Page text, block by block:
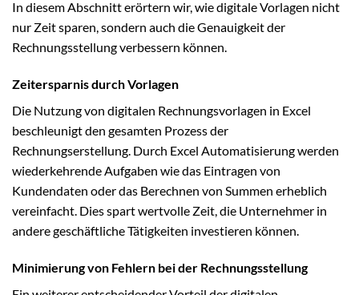
In diesem Abschnitt erörtern wir, wie digitale Vorlagen nicht
nur Zeit sparen, sondern auch die Genauigkeit der
Rechnungsstellung verbessern können.
Zeitersparnis durch Vorlagen
Die Nutzung von digitalen Rechnungsvorlagen in Excel
beschleunigt den gesamten Prozess der
Rechnungserstellung. Durch Excel Automatisierung werden
wiederkehrende Aufgaben wie das Eintragen von
Kundendaten oder das Berechnen von Summen erheblich
vereinfacht. Dies spart wertvolle Zeit, die Unternehmer in
andere geschäftliche Tätigkeiten investieren können.
Minimierung von Fehlern bei der Rechnungsstellung